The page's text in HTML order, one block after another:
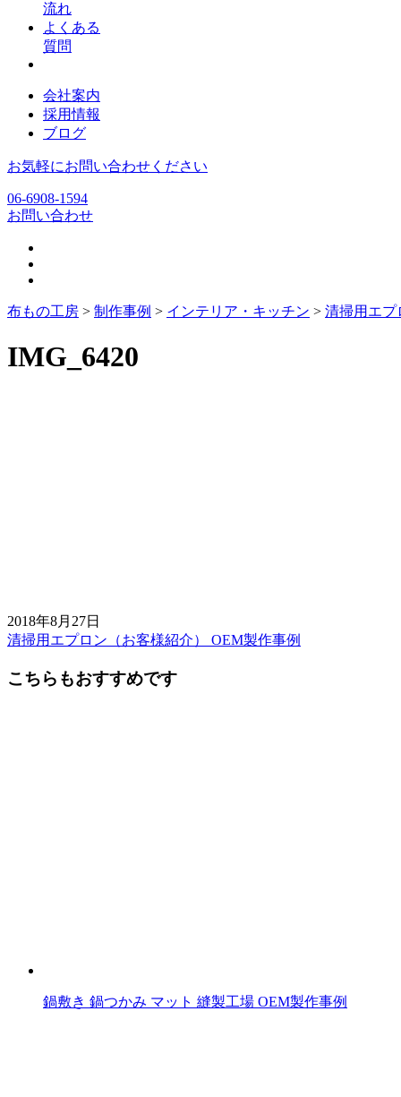
流れ
よくある
質問
会社案内
採用情報
ブログ
お気軽にお問い合わせください
06-6908-1594
お問い合わせ
布もの工房 > 制作事例 > インテリア・キッチン > 清掃用エプ
IMG_6420
2018年8月27日
前
後
清掃用エプロン（お客様紹介） OEM製作事例
こちらもおすすめです
鍋敷き 鍋つかみ マット 縫製工場 OEM製作事例